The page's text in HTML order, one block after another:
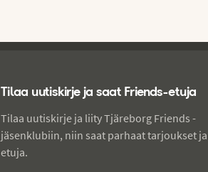
Tilaa uutiskirje ja saat Friends-etuja
Tilaa uutiskirje ja liity Tjäreborg Friends -
jäsenklubiin, niin saat parhaat tarjoukset
etuja.